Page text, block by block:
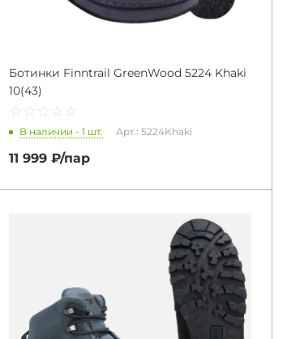
Ботинки Finntrail GreenWood 5224 Khaki
10(43)
☆ ☆ ☆ ☆ ☆
★ ★ ★ ★ ★
В наличии - 1 шт. Арт.: 5224Khaki
11 999 ₽/пар